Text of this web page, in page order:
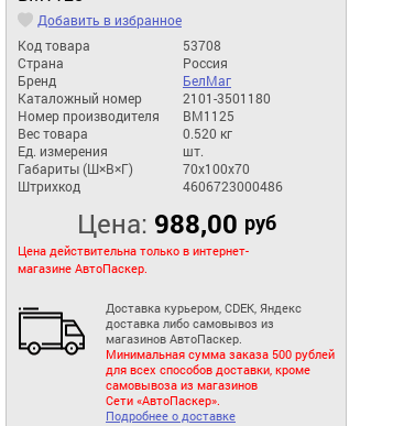
Добавить в избранное
Код товара
53708
Страна
Россия
Бренд
БелМаг
Каталожный номер
2101-3501180
Номер производителя
BM1125
Вес товара
0.520 кг
Ед. измерения
шт.
Габариты (Ш×В×Г)
70x100x70
Штрихкод
4606723000486
Цена: 988,00 руб
Цена действительна только в интернет-
магазине АвтоПаскер.
Доставка курьером, CDEK, Яндекс
доставка либо самовывоз из
магазинов АвтоПаскер.
Минимальная сумма заказа 500 рублей
для всех способов доставки, кроме
самовывоза из магазинов
Сети «АвтоПаскер».
Подробнее о доставке